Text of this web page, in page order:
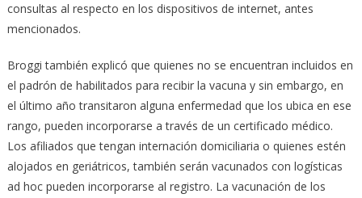
consultas al respecto en los dispositivos de internet, antes
mencionados.
Broggi también explicó que quienes no se encuentran incluidos en
el padrón de habilitados para recibir la vacuna y sin embargo, en
el último año transitaron alguna enfermedad que los ubica en ese
rango, pueden incorporarse a través de un certificado médico.
Los afiliados que tengan internación domiciliaria o quienes estén
alojados en geriátricos, también serán vacunados con logísticas
ad hoc pueden incorporarse al registro. La vacunación de los